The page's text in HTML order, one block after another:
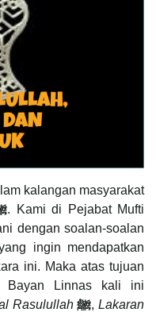
kalangan masyarakat
. Kami di Pejabat Mufti
dengan soalan-soalan
ingin mendapatkan
ini. Maka atas tujuan
Bayan Linnas kali ini
Rasulullahﷺ,Lakaran